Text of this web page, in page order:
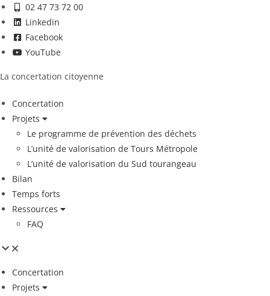
02 47 73 72 00
Linkedin
Facebook
YouTube
La concertation citoyenne
Concertation
Projets
Le programme de prévention des déchets
L’unité de valorisation de Tours Métropole
L’unité de valorisation du Sud tourangeau
Bilan
Temps forts
Ressources
FAQ
Concertation
Projets